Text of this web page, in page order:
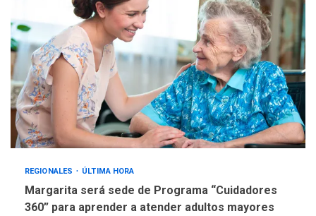
REGIONALES ÚLTIMA HORA
Margarita será sede de Programa “Cuidadores
360” para aprender a atender adultos mayores